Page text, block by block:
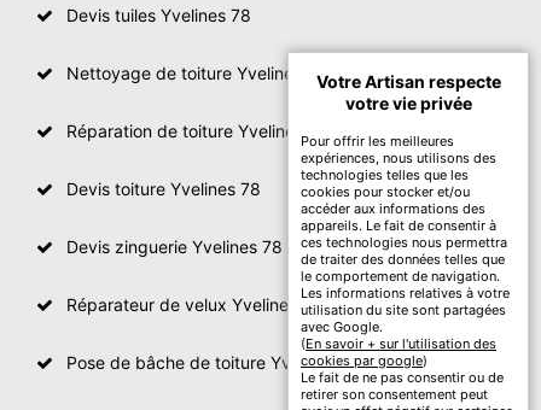
Devis tuiles Yvelines 78
Nettoyage de toiture Yvelines
Réparation de toiture Yvelines 78
Devis toiture Yvelines 78
Devis zinguerie Yvelines 78
Réparateur de velux Yvelines 78
Pose de bâche de toiture Yvelines 78
Votre Artisan respecte
votre vie privée
Pour offrir les meilleures
expériences, nous utilisons des
technologies telles que les
cookies pour stocker et/ou
accéder aux informations des
appareils. Le fait de consentir à
ces technologies nous permettra
de traiter des données telles que
le comportement de navigation.
Les informations relatives à votre
utilisation du site sont partagées
avec Google.
(En savoir + sur l'utilisation des
cookies par google)
Le fait de ne pas consentir ou de
retirer son consentement peut